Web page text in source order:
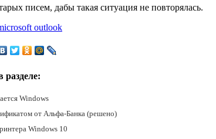
писем, дабы такая ситуация не повторялась.
outlook
разделе:
Windows
от Альфа-Банка (решено)
Windows 10